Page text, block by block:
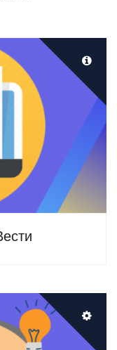
вести од
СЕГА.